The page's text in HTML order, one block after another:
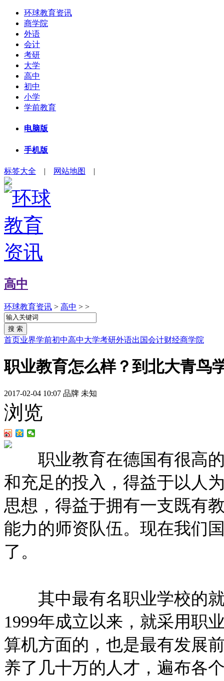
环球教育资讯
商学院
外语
会计
考研
大学
高中
初中
小学
学前教育
电脑版
手机版
标签大全 | 网站地图 |
高中
环球教育资讯 > 高中 > >
首页业界学前初中高中大学考研外语出国会计财经商学院
职业教育怎么样？到北大青鸟
2017-02-04 10:07 品牌 未知
浏览
职业教育在德国有很高的
和充足的投入，得益于以人
思想，得益于拥有一支既有
能力的师资队伍。现在我们
了。
其中最有名职业学校的就
1999年成立以来，就采用职
算机方面的，也是最有发展
养了几十万的人才，遍布各